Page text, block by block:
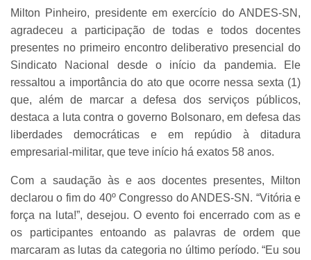
Milton Pinheiro, presidente em exercício do ANDES-SN,
agradeceu a participação de todas e todos docentes
presentes no primeiro encontro deliberativo presencial do
Sindicato Nacional desde o início da pandemia. Ele
ressaltou a importância do ato que ocorre nessa sexta (1)
que, além de marcar a defesa dos serviços públicos,
destaca a luta contra o governo Bolsonaro, em defesa das
liberdades democráticas e em repúdio à ditadura
empresarial-militar, que teve início há exatos 58 anos.
Com a saudação às e aos docentes presentes, Milton
declarou o fim do 40º Congresso do ANDES-SN. “Vitória e
força na luta!”, desejou. O evento foi encerrado com as e
os participantes entoando as palavras de ordem que
marcaram as lutas da categoria no último período. “Eu sou